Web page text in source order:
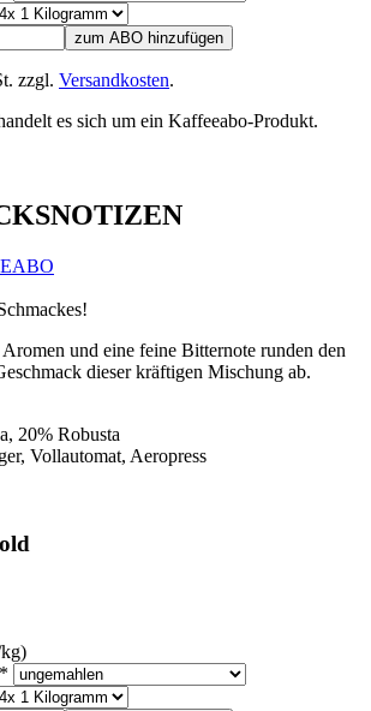
zzgl. Versandkosten.
es sich um ein Kaffeeabo-Produkt.
und eine feine Bitternote runden den
dieser kräftigen Mischung ab.
20% Robusta
Vollautomat, Aeropress
*